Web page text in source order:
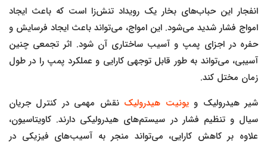
انفجار این حباب‌های بخار یک رویداد تنش‌زا است که باعث ایجاد
امواج فشار شدید می‌شود. این امواج، می‌تواند باعث ایجاد فرسایش و
حفره در اجزای پمپ و آسیب ساختاری آن شود. اثر تجمعی چنین
آسیبی، می‌تواند به طور قابل توجهی کارایی و عملکرد پمپ را در طول
زمان مختل کند.
شیر هیدرولیک ویونیت هیدرولیک نقش مهمی در کنترل جریان
سیال و تنظیم فشار در سیستم‌های هیدرولیکی دارند. کاویتاسیون،
علاوه بر کاهش کارایی، می‌تواند منجر به آسیب‌های فیزیکی در